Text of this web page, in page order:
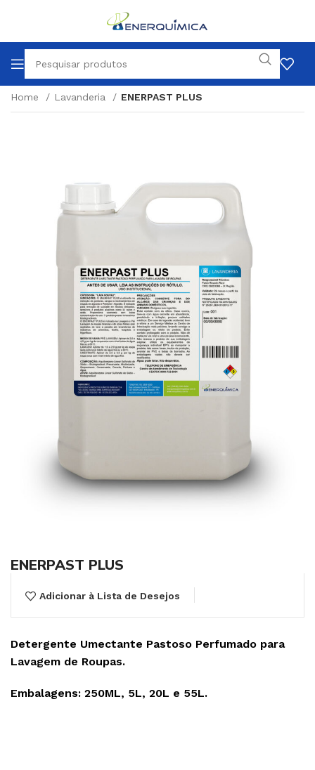
Home Lavanderia ENERPAST PLUS
ENERPAST PLUS
Adicionar à Lista de Desejos
Detergente Umectante Pastoso Perfumado para
Lavagem de Roupas.
Embalagens: 250ML, 5L, 20L e 55L.